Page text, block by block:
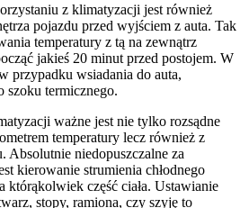
z klimatyzacji jest również
pojazdu przed wyjściem z auta. Tak
temperatury z tą na zewnątrz
jakieś 20 minut przed postojem. W
przypadku wsiadania do auta,
szoku termicznego.
ważne jest nie tylko rozsądne
temperatury lecz również z
Absolutnie niedopuszczalne za
kierowanie strumienia chłodnego
którąkolwiek część ciała. Ustawianie
stopy, ramiona, czy szyję to